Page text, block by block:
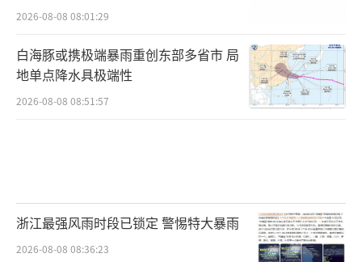
据警方介绍，除了线下安排不法分子在公
共区域偷偷安装VOIP设备，诈骗分子还冒充工
提醒，凡接到“宽带维修”“免费升级”等电
话，务必拨打官方客服核验身份。遇到工作人
员直接敲门的，要求出示工单并致电官方确
2026-08-08 08:01:29
白海豚或携极端暴雨重创东部多省市 局
地单点降水具极端性
2026-08-08 08:51:57
浙江最强风雨时段已锁定 警惕特大暴雨
2026-08-08 08:36:23